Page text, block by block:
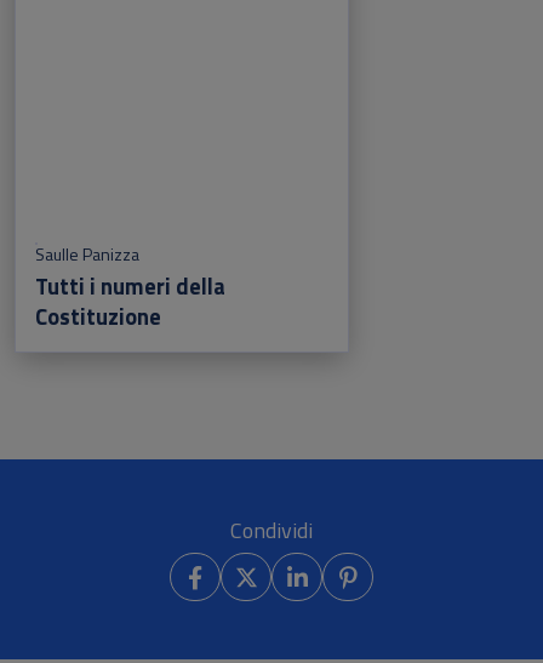
Saulle Panizza
Tutti i numeri della
Costituzione
Condividi